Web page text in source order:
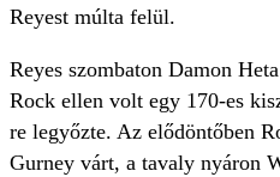
Reyest múlta felül.
Reyes szombaton Damon
Rock ellen volt egy 170-es
re legyőzte. Az elődöntőben
Gurney várt, a tavaly nyáron